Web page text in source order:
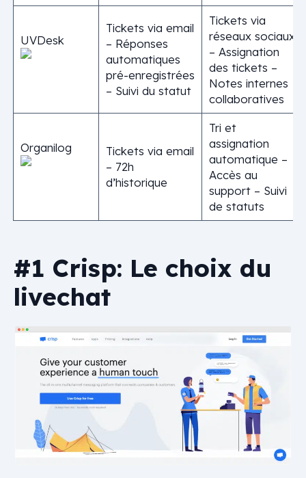
UVDesk
Tickets via email
– Réponses
automatiques
pré-enregistrées
– Suivi du statut
Tickets via
réseaux sociaux
– Assignation
des tickets –
Notes internes
collaboratives
Organilog
Tickets via email
– 72h
d’historique
Tri et
assignation
automatique –
Accès au
support – Suivi
de statuts
#1 Crisp: Le choix du
livechat